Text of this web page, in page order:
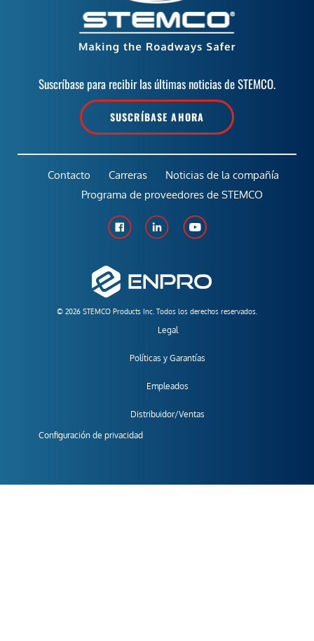
Suscríbase para recibir las últimas noticias de STEMCO.
SUSCRÍBASE AHORA
© 2026 STEMCO Products Inc. Todos los derechos reservados.
Legal
Políticas y Garantías
Empleados
Distribuidor/Ventas
Configuración de privacidad
Contacto Carreras
Noticias de la compañía
Programa de proveedores de STEMCO